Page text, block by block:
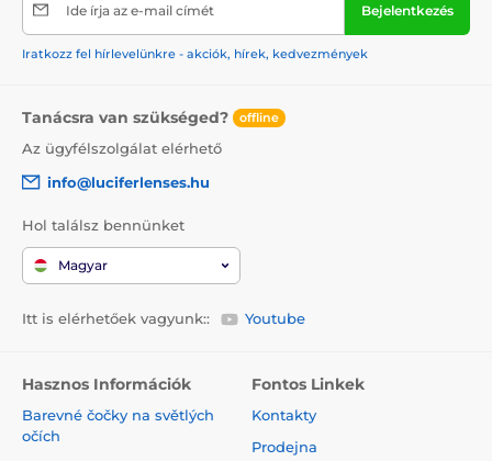
Ide írja az e-mail címét Bejelentkezés
Iratkozz fel hírlevelünkre - akciók, hírek, kedvezmények
Tanácsra van szükséged? offline
Az ügyfélszolgálat elérhető
info@luciferlenses.hu
Hol találsz bennünket
Magyar
Itt is elérhetőek vagyunk:: Youtube
Hasznos Információk
Barevné čočky na světlých
očích
Fontos Linkek
Kontakty
Prodejna